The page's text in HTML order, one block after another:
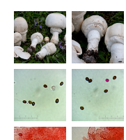
Sezione Arvenses Nome
Agaricus nivescens (F.H.